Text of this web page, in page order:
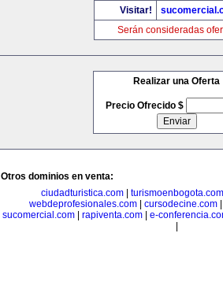
Visitar!
Serán consideradas
Realizar una Oferta
Precio Ofrecido $
Otros dominios en venta:
ciudadturistica.com
turismoenbogota.com
webdeprofesionales.com| cursodecine.com
sucomercial.com
rapiventa.com
e-